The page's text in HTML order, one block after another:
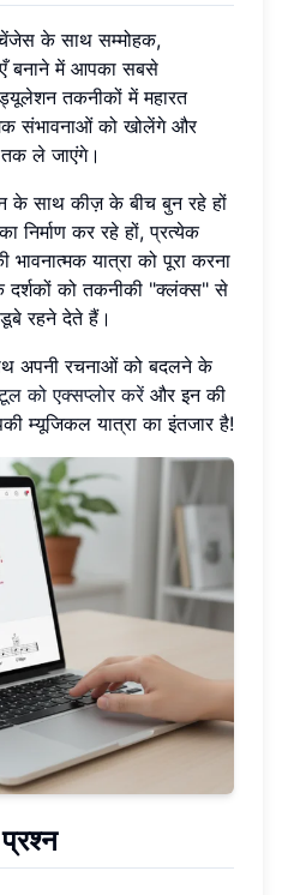
के साथ सम्मोहक,
बनाने में आपका सबसे
तकनीकों में महारत
संभावनाओं को खोलेंगे और
ले जाएंगे।
के साथ कीज़ के बीच बुन रहे हों
निर्माण कर रहे हों, प्रत्येक
यात्रा को पूरा करना
को तकनीकी "क्लंक्स" से
रहने देते हैं।
अपनी रचनाओं को बदलने के
को एक्सप्लोर करेंऔर इन की
म्यूजिकल यात्रा का इंतजार है!